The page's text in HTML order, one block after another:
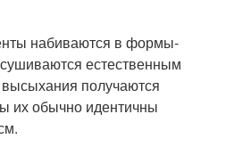
набиваются в формы-
естественным
получаются
их обычно идентичны